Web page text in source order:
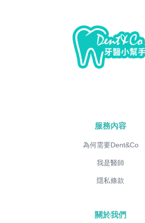
服務內容
為何需要Dent&Co
我是醫師
隱私條款
關於我們